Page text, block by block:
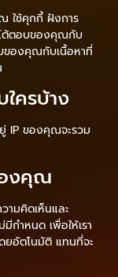
ใช้คุกกี้ ฝังการ
ต้ตอบของคุณกับ
ของคุณกับเนื้อหาที่
ครบ้าง
IP ของคุณจะรวม
องคุณ
ามคิดเห็นและ
กำหนด เพื่อให้เรา
ยอัตโนมัติ แทนที่จะ